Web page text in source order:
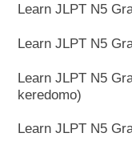
Learn JLPT N5
Learn JLPT N5
Learn JLPT N5
keredomo)
Learn JLPT N5